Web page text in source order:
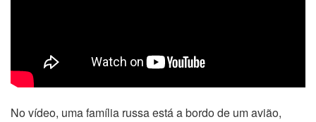
No vídeo, uma família russa está a bordo de um avião,